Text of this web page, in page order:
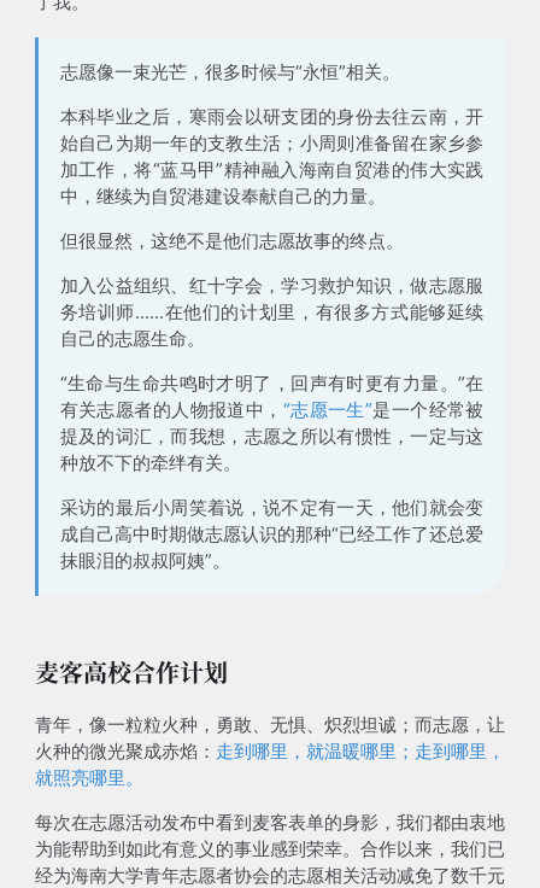
志愿像一束光芒，很多时候与“永恒”相关。
本科毕业之后，寒雨会以研支团的身份去往云南，开
始自己为期一年的支教生活；小周则准备留在家乡参
加工作，将“蓝马甲”精神融入海南自贸港的伟大实践
中，继续为自贸港建设奉献自己的力量。
但很显然， 这绝不是他们志愿故事的终点。
加入公益组织、红十字会，学习救护知识，做志愿服
务培训师......在他们的计划里，有很多方式能够延续
自己的志愿生命。
“生命与生命共鸣时才明了，回声有时更有力量。”在
有关志愿者的人物报道中， “志愿一生”是一个经常被
提及的词汇，而我想，志愿之所以有惯性，一定与这
种放不下的牵绊有关。
采访的最后小周笑着说，说不定有一天，他们就会变
成自己高中时期做志愿认识的那种“已经工作了还总爱
抹眼泪的叔叔阿姨”。
麦客高校合作计划
青年，像一粒粒火种，勇敢、无惧、炽烈坦诚；而志愿，让
火种的微光聚成赤焰： 走到哪里，就温暖哪里；走到哪里，
就照亮哪里。
每次在志愿活动发布中看到麦客表单的身影，我们都由衷地
为能帮助到如此有意义的事业感到荣幸。合作以来，我们已
经为海南大学青年志愿者协会的志愿相关活动减免了数千元